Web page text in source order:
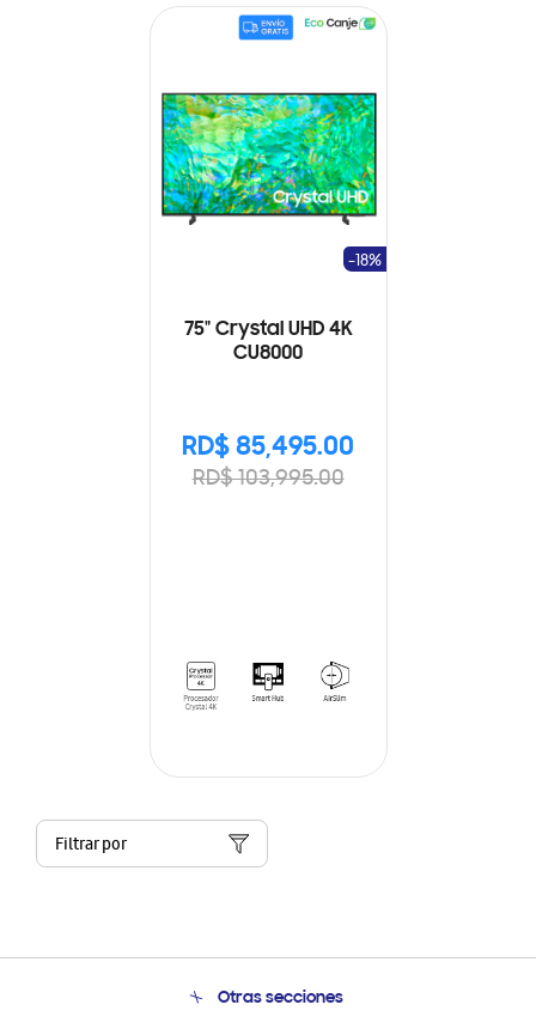
75" Crystal UHD 4K
CU8000
RD$ 85,495.00
RD$ 103,995.00
-18%
Filtrar por
Otras secciones